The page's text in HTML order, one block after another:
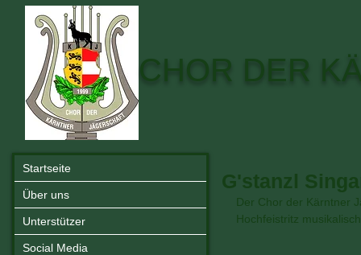
CHOR DER
Startseite
Über uns
Unterstützer
Social Media
G'stanzl
Der Chor der Kärntner
Hochfeistritz